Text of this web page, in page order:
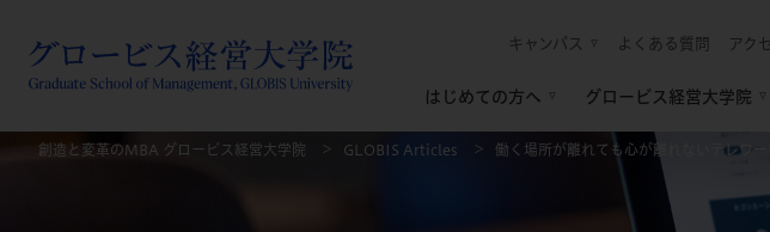
キャンパス よくある質問 アク
はじめての方へ グロービス経営大学院
創造と変革のMBA グロービス経営大学院 GLOBIS Articles 働く場所が離れても心が離れないテレワ